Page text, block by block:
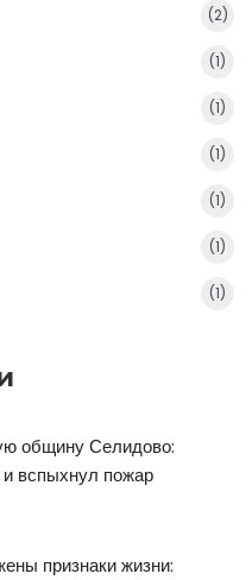
(2)
(1)
(1)
(1)
(1)
(1)
(1)
общину Селидово:
вспыхнул пожар
признаки жизни: